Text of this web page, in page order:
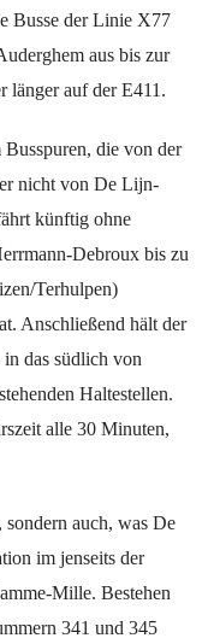
Busse der Linie X77
aus bis zur
länger auf der E411.
die von der
nicht von De Lijn-
künftig ohne
Debroux bis zu
Terhulpen)
Anschließend hält der
das südlich von
Haltestellen.
alle 30 Minuten,
auch, was De
im jenseits der
Mille. Bestehen
341 und 345